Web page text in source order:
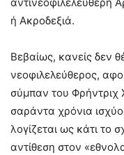
ή Ακροδεξιά.
Βεβαίως, κανείς δεν
νεοφιλελεύθερος,
σύμπαν του Φρήντριχ
σαράντα χρόνια
λογίζεται ως κάτι το
αντίθεση στον